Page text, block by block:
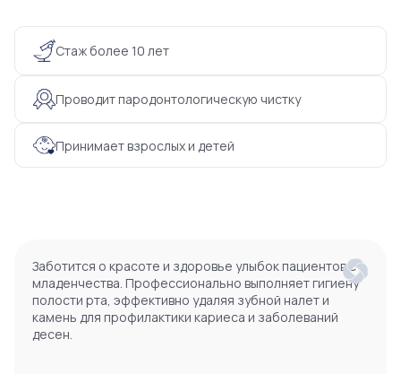
Стаж более 10 лет
Проводит пародонтологическую чистку
Принимает взрослых и детей
Заботится о красоте и здоровье улыбок пациентов с
младенчества. Профессионально выполняет гигиену
полости рта, эффективно удаляя зубной налет и
камень для профилактики кариеса и заболеваний
десен.